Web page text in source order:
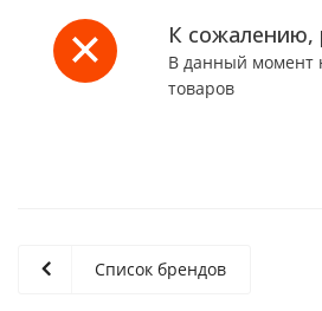
К сожалению,
В данный момент
товаров
Список брендов